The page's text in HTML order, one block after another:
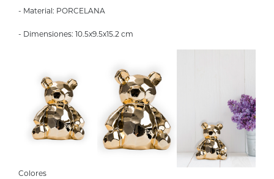
- Material: PORCELANA
- Dimensiones: 10.5x9.5x15.2 cm
Colores